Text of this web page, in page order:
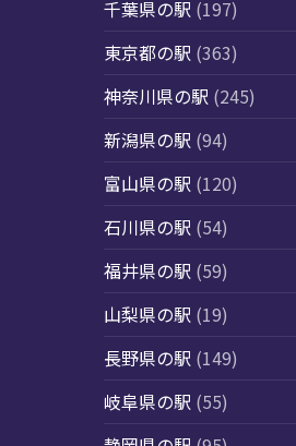
千葉県の駅 (197)
東京都の駅 (363)
神奈川県の駅 (245)
新潟県の駅 (94)
富山県の駅 (120)
石川県の駅 (54)
福井県の駅 (59)
山梨県の駅 (19)
長野県の駅 (149)
岐阜県の駅 (55)